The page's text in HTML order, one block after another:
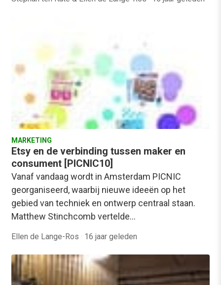
MARKETING
Etsy en de verbinding tussen maker en
consument [PICNIC10]
Vanaf vandaag wordt in Amsterdam PICNIC
georganiseerd, waarbij nieuwe ideeën op het
gebied van techniek en ontwerp centraal staan.
Matthew Stinchcomb vertelde…
Ellen de Lange-Ros · 16 jaar geleden